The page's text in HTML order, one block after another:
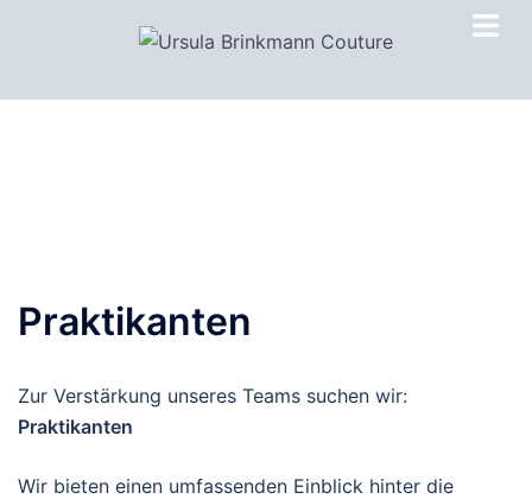
Praktikanten
Zur Verstärkung unseres Teams suchen wir:
Praktikanten
Wir bieten einen umfassenden Einblick hinter die